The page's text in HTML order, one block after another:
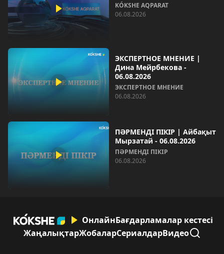
KÓKSHE AQPARAT
06.08.2026
ЭКСПЕРТНОЕ МНЕНИЕ |
Дина Мейрбекова -
06.08.2026
ЭКСПЕРТНОЕ МНЕНИЕ
06.08.2026
ПӘРМЕНДІ ПІКІР | Айбақыт
Мырзатай - 06.08.2026
ПӘРМЕНДІ ПІКІР
06.08.2026
ОнлайнБағдарламалар кестесі
ЖаңалықтарЖобаларСериалдарВидео